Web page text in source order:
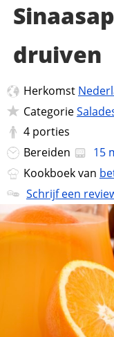
druiven
Herkomst
Categorie
4 porties
Bereiden
15
Kookboek van
Schrijf een